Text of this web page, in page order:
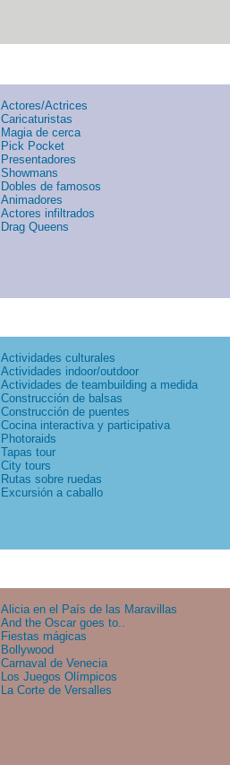
Actores/Actrices
Caricaturistas
Magia de cerca
Pick Pocket
Presentadores
Showmans
Dobles de famosos
Animadores
Actores infiltrados
Drag Queens
Actividades culturales
Actividades indoor/outdoor
Actividades de teambuilding a medida
Construcción de balsas
Construcción de puentes
Cocina interactiva y participativa
Photoraids
Tapas tour
City tours
Rutas sobre ruedas
Excursión a caballo
Alicia en el País de las Maravillas
And the Oscar goes to..
Fiestas mágicas
Bollywood
Carnaval de Venecia
Los Juegos Olímpicos
La Corte de Versalles